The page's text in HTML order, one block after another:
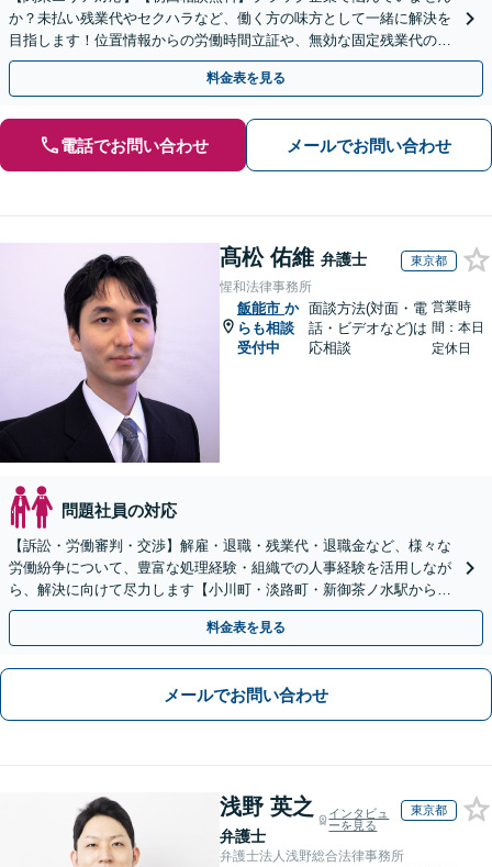
か？未払い残業代やセクハラなど、働く方の味方として一緒に解決を
目指します！位置情報からの労働時間立証や、無効な固定残業代の調
査もお任せください。【夜間や休日相談可】
料金表を見る
電話でお問い合わせ メールでお問い合わせ
髙松 佑維 弁護士 東京都
惺和法律事務所
飯能市 か
らも相談
受付中
面談方法(対面・電
話・ビデオなど)は
応相談
営業時
間：本日
定休日
問題社員の対応
【訴訟・労働審判・交渉】解雇・退職・残業代・退職金など、様々な
労働紛争について、豊富な処理経験・組織での人事経験を活用しなが
ら、解決に向けて尽力します【小川町・淡路町・新御茶ノ水駅から約
1分、御茶ノ水駅も利用可】
料金表を見る
メールでお問い合わせ
浅野 英之
弁護士
インタビュ
ーを見る
東京都
弁護士法人浅野総合法律事務所